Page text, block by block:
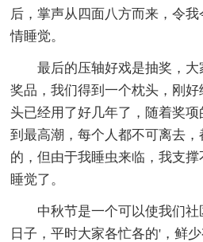
后，掌声从四面八方而来，令
情睡觉。
最后的压轴好戏是抽奖，
奖品，我们得到一个枕头，刚
头已经用了好几年了，随着奖
到最高潮，每个人都不可离去
的，但由于我睡虫来临，我支
睡觉了。
中秋节是一个可以使我们
日子，平时大家各忙各的'，鲜